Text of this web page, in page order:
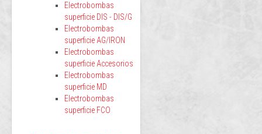
Electrobombas
superficie DIS - DIS/G
Electrobombas
superficie AG/IRON
Electrobombas
superficie Accesorios
Electrobombas
superficie MD
Electrobombas
superficie FCO